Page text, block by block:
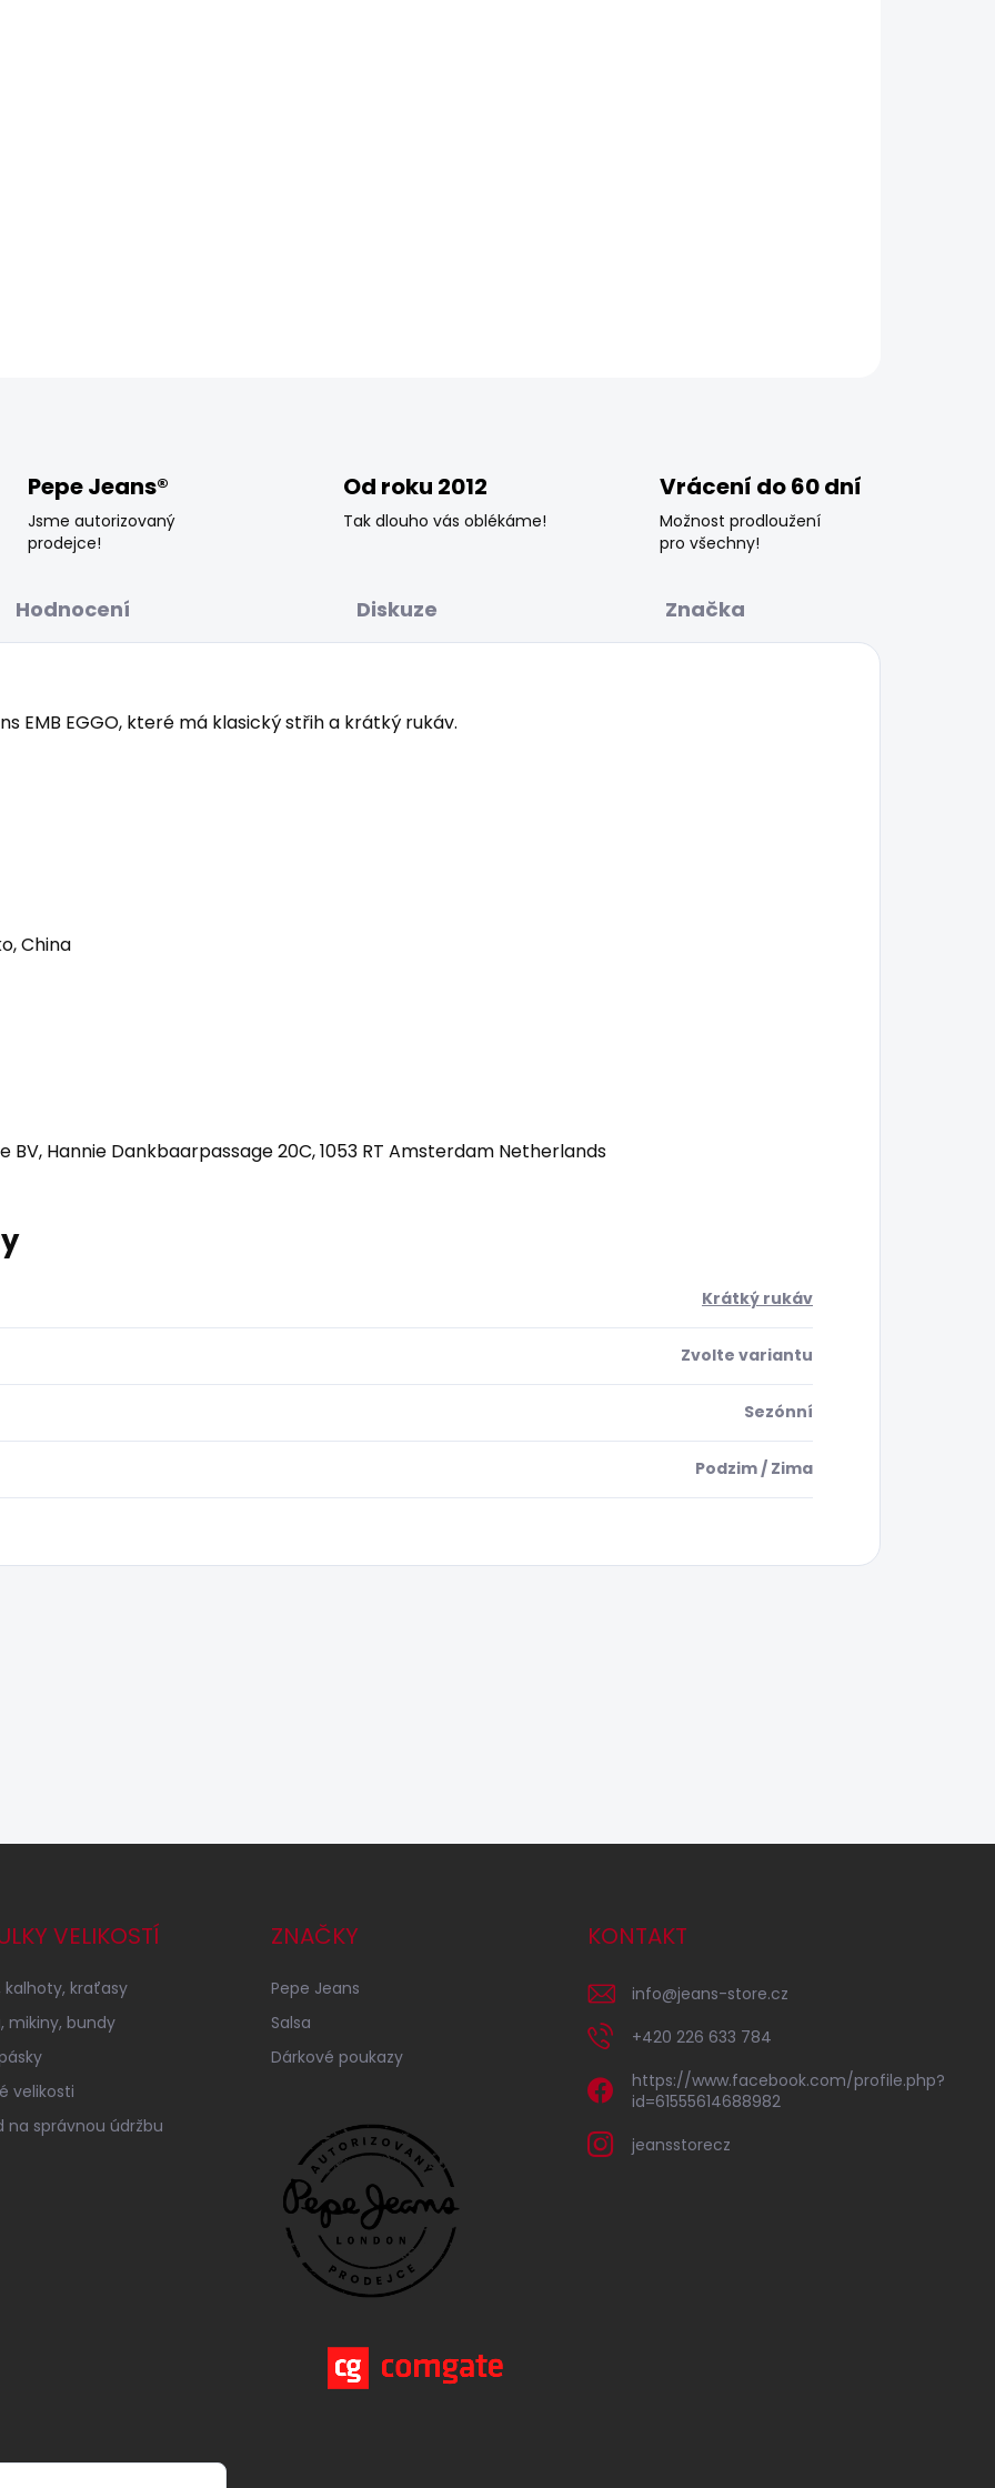
Pepe Jeans®
Jsme autorizovaný
prodejce!
Od roku 2012
Tak dlouho vás oblékáme!
Vrácení do 60 dní
Možnost prodloužení
pro všechny!
Hodnocení Diskuze Značka
EMB EGGO, které má klasický střih a krátký rukáv.
China
BV, Hannie Dankbaarpassage 20C, 1053 RT Amsterdam Netherlands
Krátký rukáv
Zvolte variantu
Sezónní
Podzim / Zima
VELIKOSTÍ
kalhoty, kraťasy
mikiny, bundy
velikosti
na správnou údržbu
ZNAČKY
Pepe Jeans
Salsa
Dárkové poukazy
KONTAKT
info@jeans-store.cz
+420 226 633 784
https://www.facebook.com/profile.php?
id=61555614688982
jeansstorecz